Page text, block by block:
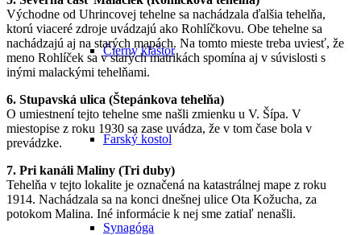
Čierny kláštor
Farský kostol
Synagóga
Východne od Uhrincovej tehelne sa nachádzala ďalšia tehelňa,
ktorú viaceré zdroje uvádzajú ako Rohlíčkovu. Obe tehelne sa
nachádzajú aj na starých mapách. Na tomto mieste treba uviesť, že
meno Rohlíček sa v starých matrikách spomína aj v súvislosti s
inými malackými tehelňami.
6. Stupavská ulica (Štepánkova tehelňa)
O umiestnení tejto tehelne sme našli zmienku u V. Šípa. V
miestopise z roku 1930 sa zase uvádza, že v tom čase bola v
prevádzke.
7. Pri kanáli Maliny (Tri duby)
Tehelňa v tejto lokalite je označená na katastrálnej mape z roku
1914. Nachádzala sa na konci dnešnej ulice Ota Kožucha, za
potokom Malina. Iné informácie k nej sme zatiaľ nenašli.